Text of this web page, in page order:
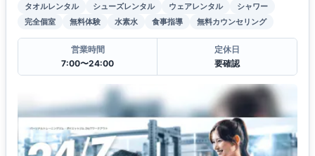
タオルレンタル シューズレンタル ウェアレンタル
シャワー
完全個室
無料体験 水素水 食事指導 無料カウンセリング
営業時間
7:00〜24:00
定休日
要確認